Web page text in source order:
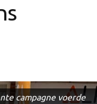
campagne voerde